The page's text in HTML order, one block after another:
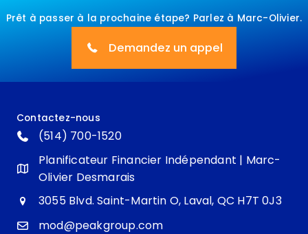
Prêt à passer à la prochaine étape? Parlez à Marc-Olivier.
Demandez un appel
Contactez-nous
(514) 700-1520
Planificateur Financier Indépendant | Marc-
Olivier Desmarais
3055 Blvd. Saint-Martin O, Laval, QC H7T 0J3
mod@peakgroup.com